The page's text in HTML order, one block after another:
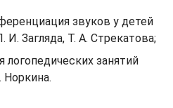
звуков у детей
И. Загляда, Т. А. Стрекатова;
занятий